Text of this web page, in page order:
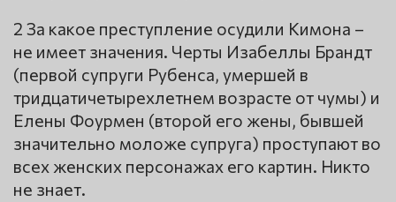
2 За какое преступление осудили Кимона –
не имеет значения. Черты Изабеллы Брандт
(первой супруги Рубенса, умершей в
тридцатичетырехлетнем возрасте от чумы) и
Елены Фоурмен (второй его жены, бывшей
значительно моложе супруга) проступают во
всех женских персонажах его картин. Никто
не знает.